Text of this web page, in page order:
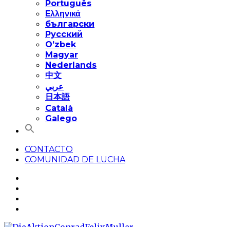
Português
Eλληνικά
български
Русский
O’zbek
Magyar
Nederlands
中文
عربي
日本語
Català
Galego
CONTACTO
COMUNIDAD DE LUCHA